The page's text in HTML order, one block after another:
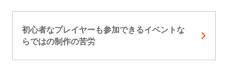
初心者なプレイヤーも参加できるイベントな
らではの制作の苦労